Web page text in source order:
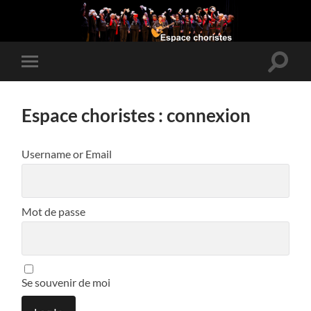
Toggle
mobile
Toggle
Espace choristes : connexion
Username or Email
Mot de passe
Se souvenir de moi